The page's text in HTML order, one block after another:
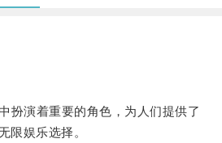
演着重要的角色，为人们提供了
限娱乐选择。